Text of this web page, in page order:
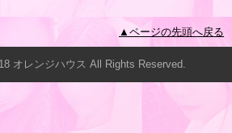
▲ページの先頭へ戻る
オレンジハウス All Rights Reserved.